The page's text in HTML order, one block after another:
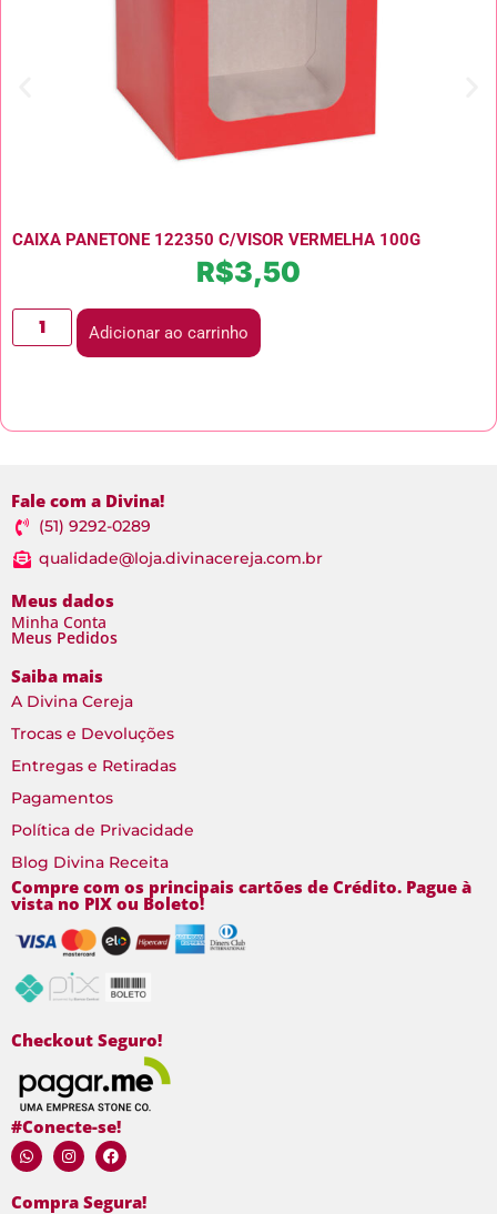
CAIXA PANETONE 122350 C/VISOR VERMELHA 100G
R$3,50
Adicionar ao carrinho
Fale com a Divina!
(51) 9292-0289
qualidade@loja.divinacereja.com.br
Meus dados
Minha Conta
Meus Pedidos
Saiba mais
A Divina Cereja
Trocas e Devoluções
Entregas e Retiradas
Pagamentos
Política de Privacidade
Blog Divina Receita
Compre com os principais cartões de Crédito. Pague à
vista no PIX ou Boleto!
Checkout Seguro!
#Conecte-se!
Compra Segura!